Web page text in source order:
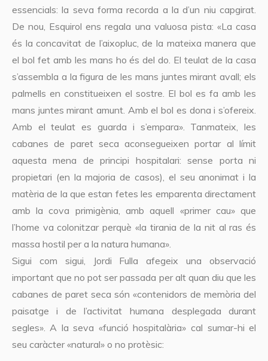
essencials: la seva forma recorda a la d’un niu capgirat.
De nou, Esquirol ens regala una valuosa pista: «La casa
és la concavitat de l’aixopluc, de la mateixa manera que
el bol fet amb les mans ho és del do. El teulat de la casa
s’assembla a la figura de les mans juntes mirant avall; els
palmells en constitueixen el sostre. El bol es fa amb les
mans juntes mirant amunt. Amb el bol es dona i s’ofereix.
Amb el teulat es guarda i s’empara». Tanmateix, les
cabanes de paret seca aconsegueixen portar al límit
aquesta mena de principi hospitalari: sense porta ni
propietari (en la majoria de casos), el seu anonimat i la
matèria de la que estan fetes les emparenta directament
amb la cova primigènia, amb aquell «primer cau» que
l’home va colonitzar perquè «la tirania de la nit al ras és
massa hostil per a la natura humana».
Sigui com sigui, Jordi Fulla afegeix una observació
important que no pot ser passada per alt quan diu que les
cabanes de paret seca són «contenidors de memòria del
paisatge i de l’activitat humana desplegada durant
segles». A la seva «funció hospitalària» cal sumar-hi el
seu caràcter «natural» o no protèsic: